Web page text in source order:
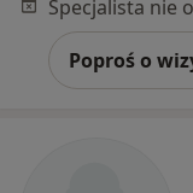
Poproś o